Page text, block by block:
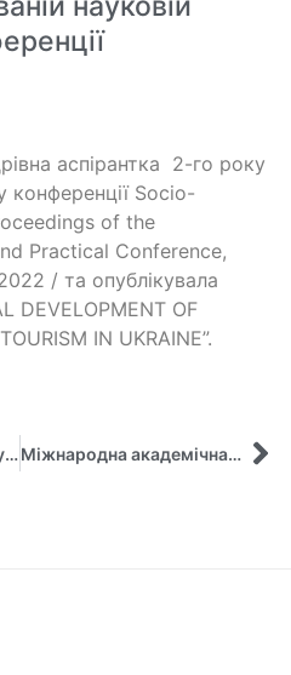
аспiрантка 2-го року
конференції Socio-
of the
Practical Conference,
/ та опублікувала
DEVELOPMENT OF
IN UKRAINE”.
Гостьова лекція від випускника кафедри управління Міжнародна академічна мобільність аспірантки кафедри за програмою Еразмус+